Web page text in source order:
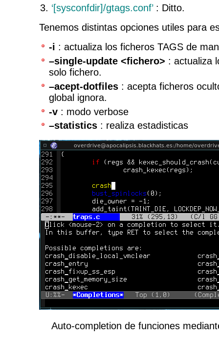
‘[sysconfdir]/gtags.conf’: Ditto.
Tenemos distintas opciones utiles para
-i : actualiza los ficheros TAGS de
–single-update <fichero> : actualiza
solo fichero.
–acept-dotfiles : acepta ficheros
global ignora.
-v : modo verbose
–statistics : realiza estadisticas
Auto-completion de funciones